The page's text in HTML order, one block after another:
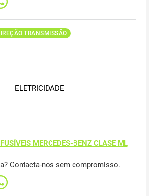
TRANSMISSÃO
ELETRICIDADE
MERCEDES-BENZ CLASE ML
Contacta-nos sem compromisso.